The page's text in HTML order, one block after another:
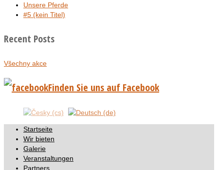
Unsere Pferde
#5 (kein Titel)
Recent Posts
Všechny akce
Finden Sie uns auf Facebook
Startseite
Wir bieten
Galerie
Veranstaltungen
Partners